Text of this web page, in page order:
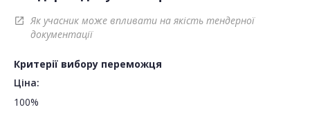
open_in_new
Як учасник може впливати на якість тендерної
документації
Критерії вибору переможця
Ціна:
100%